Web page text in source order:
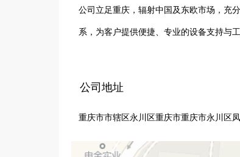
公司立足重庆，辐射中国及东欧市场，充
系，为客户提供便捷、专业的设备支持与
公司地址
重庆市市辖区永川区重庆市重庆市永川区